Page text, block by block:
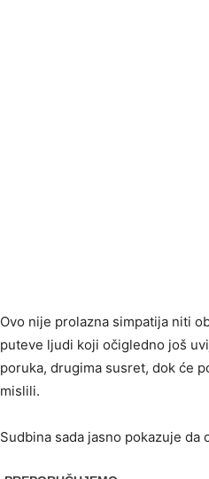
Ovo nije prolazna simpatija niti
puteve ljudi koji očigledno još
poruka, drugima susret, dok će
mislili.
Sudbina sada jasno pokazuje